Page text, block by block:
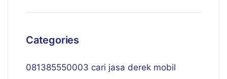
Categories
081385550003 cari jasa derek mobil